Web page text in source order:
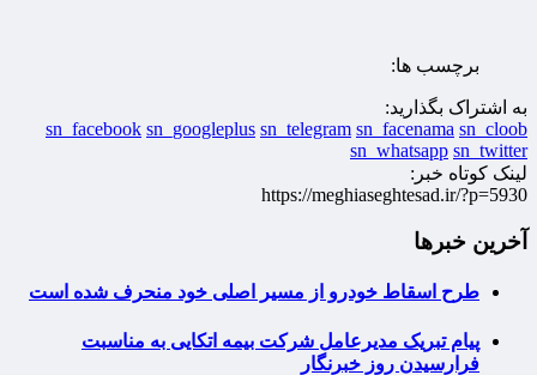
برچسب ها:
به اشتراک بگذارید:
sn_facebook sn_googleplus sn_telegram sn_facenama sn_cloob
sn_whatsapp sn_twitter
لینک کوتاه خبر:
https://meghiaseghtesad.ir/?p=5930
آخرین خبرها
طرح اسقاط خودرو از مسیر اصلی خود منحرف شده است
پیام تبریک مدیرعامل شرکت بیمه اتکایی به مناسبت
فرارسیدن روز خبرنگار